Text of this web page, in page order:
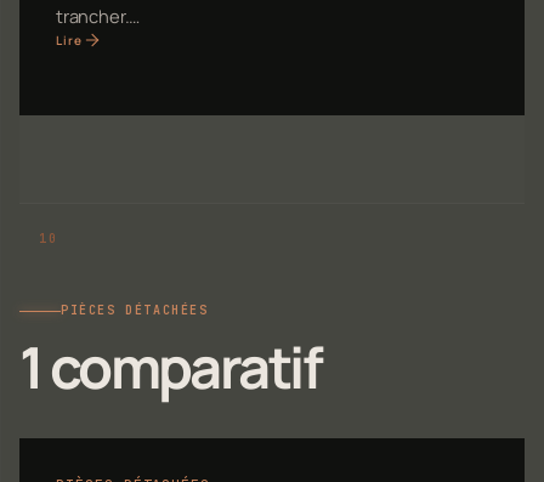
trancher.…
Lire
PIÈCES DÉTACHÉES
1 comparatif